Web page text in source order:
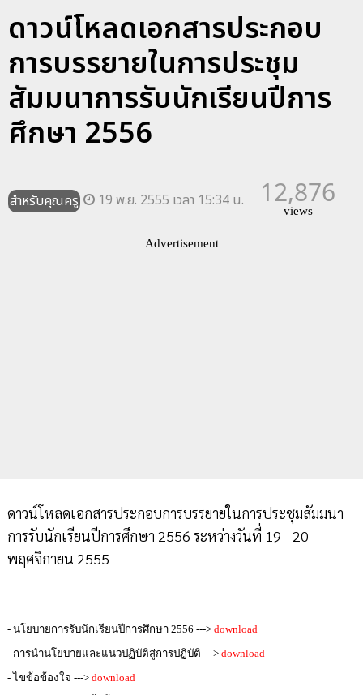
ดาวน์โหลดเอกสารประกอบ
การบรรยายในการประชุม
สัมมนาการรับนักเรียนปีการ
ศึกษา 2556
สำหรับคุณครู 19 พ.ย. 2555 เวลา 15:34 น. 12,876
views
Advertisement
ดาวน์โหลดเอกสารประกอบการบรรยายในการประชุมสัมมนา
การรับนักเรียนปีการศึกษา 2556 ระหว่างวันที่ 19 - 20
พฤศจิกายน 2555
- นโยบายการรับนักเรียนปีการศึกษา 2556 ---> download
- การนำนโยบายและแนวปฏิบัติสู่การปฏิบัติ ---> download
- ไขข้อข้องใจ ---> download